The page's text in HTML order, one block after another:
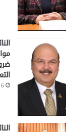
6 أغسطس، 2026